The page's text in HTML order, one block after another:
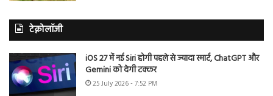
टेक्नोलॉजी
iOS 27 में नई Siri होगी पहले से ज्यादा स्मार्ट, ChatGPT और
Gemini को देगी टक्कर
25 July 2026 - 7:52 PM